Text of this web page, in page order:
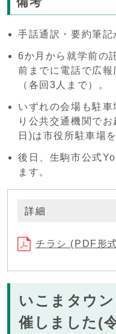
手話通訳・要約筆記
6か月から就学前の
前までに電話で広
（各回3人まで）。
いずれの会場も駐
り公共交通機関で
日)は市役所駐車場
後日、生駒市公式
ます。
詳細
チラシ (PDF形
いこまタウ
催しました(